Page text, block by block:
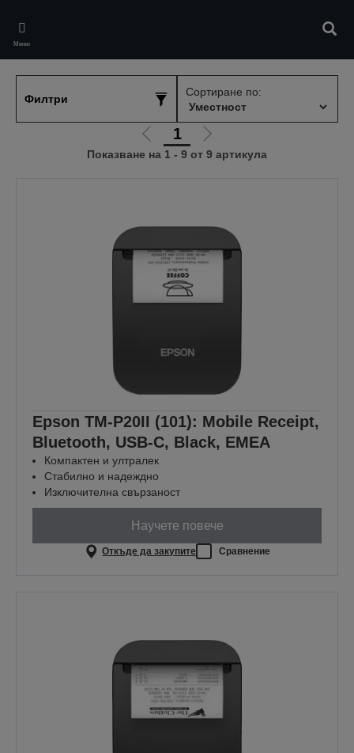
main
content
Меню
Филтри
Сортиране по:
Отиди
на
1
Отиди
на
Показване на 1 - 9 от 9 артикула
Epson TM-P20II (101): Mobile Receipt,
Bluetooth, USB-C, Black, EMEA
Компактен и ултралек
Стабилно и надеждно
Изключителна свързаност
Научете повече
Откъде да закупите Сравнение